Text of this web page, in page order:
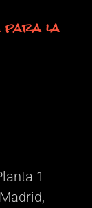
para la
1